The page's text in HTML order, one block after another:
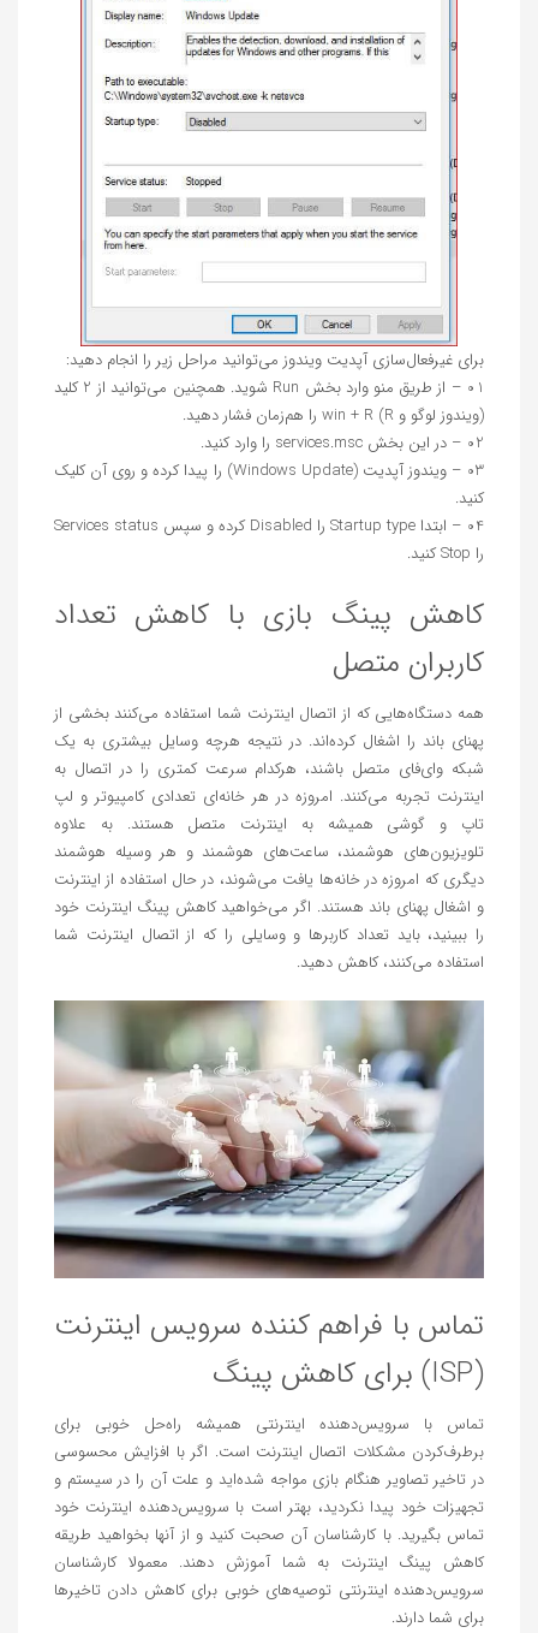
برای غیرفعال‌سازی آپدیت ویندوز می‌توانید مراحل زیر را انجام دهید:
01 – از طریق منو وارد بخش Run شوید. همچنین می‌توانید از 2 کلید
(ویندوز لوگو و R) win + R را هم‌زمان فشار دهید.
02 – در این بخش services.msc را وارد کنید.
03 – ویندوز آپدیت (Windows Update) را پیدا کرده و روی آن کلیک
کنید.
04 – ابتدا Startup type را Disabled کرده و سپس Services status
را Stop کنید.
کاهش پینگ بازی با کاهش تعداد
کاربران متصل
همه دستگاه‌هایی که از اتصال اینترنت شما استفاده می‌کنند بخشی از
پهنای باند را اشغال کرده‌اند. در نتیجه هرچه وسایل بیشتری به یک
شبکه وای‌فای متصل باشند، هرکدام سرعت کمتری را در اتصال به
اینترنت تجربه می‌کنند. امروزه در هر خانه‌ای تعدادی کامپیوتر و لپ
تاپ و گوشی همیشه به اینترنت متصل هستند. به علاوه
تلویزیون‌های هوشمند، ساعت‌های هوشمند و هر وسیله هوشمند
دیگری که امروزه در خانه‌ها یافت می‌شوند، در حال استفاده از اینترنت
و اشغال پهنای باند هستند. اگر می‌خواهید کاهش پینگ اینترنت خود
را ببینید، باید تعداد کاربرها و وسایلی را که از اتصال اینترنت شما
استفاده می‌کنند، کاهش دهید.
تماس با فراهم کننده سرویس اینترنت
(ISP) برای کاهش پینگ
تماس با سرویس‌دهنده اینترنتی همیشه راه‌حل خوبی برای
برطرف‌کردن مشکلات اتصال اینترنت است. اگر با افزایش محسوسی
در تاخیر تصاویر هنگام بازی مواجه شده‌اید و علت آن را در سیستم و
تجهیزات خود پیدا نکردید، بهتر است با سرویس‌دهنده اینترنت خود
تماس بگیرید. با کارشناسان آن صحبت کنید و از آنها بخواهید طریقه
کاهش پینگ اینترنت به شما آموزش دهند. معمولا کارشناسان
سرویس‌دهنده اینترنتی توصیه‌های خوبی برای کاهش دادن تاخیرها
برای شما دارند.